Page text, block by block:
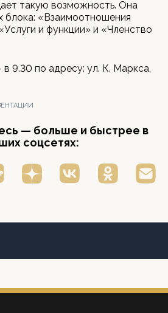
такую возможность. Она
блока: «Взаимоотношения
и функции» и «Членство
9.30 по адресу: ул. К. Маркса,
— больше и быстрее в
соцсетях: